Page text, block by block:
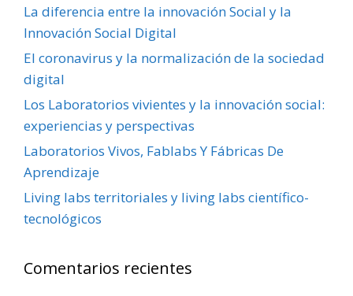
La diferencia entre la innovación Social y la
Innovación Social Digital
El coronavirus y la normalización de la sociedad
digital
Los Laboratorios vivientes y la innovación social:
experiencias y perspectivas
Laboratorios Vivos, Fablabs Y Fábricas De
Aprendizaje
Living labs territoriales y living labs científico-
tecnológicos
Comentarios recientes